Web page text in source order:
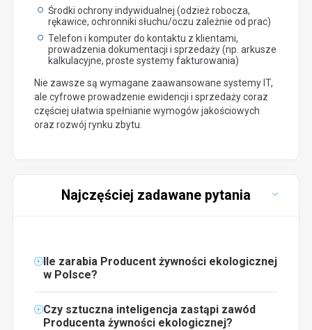
Środki ochrony indywidualnej (odzież robocza,
rękawice, ochronniki słuchu/oczu zależnie od prac)
Telefon i komputer do kontaktu z klientami,
prowadzenia dokumentacji i sprzedaży (np. arkusze
kalkulacyjne, proste systemy fakturowania)
Nie zawsze są wymagane zaawansowane systemy IT,
ale cyfrowe prowadzenie ewidencji i sprzedaży coraz
częściej ułatwia spełnianie wymogów jakościowych
oraz rozwój rynku zbytu.
Najczęściej zadawane pytania
Ile zarabia Producent żywności ekologicznej
w Polsce?
Czy sztuczna inteligencja zastąpi zawód
Producenta żywności ekologicznej?